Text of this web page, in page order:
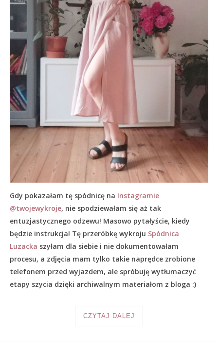
Gdy pokazałam tę spódnicę na Instagramie
@twojewykroje, nie spodziewałam się aż tak
entuzjastycznego odzewu! Masowo pytałyście, kiedy
będzie instrukcja! Tę przeróbkę wykroju Spódnica
Luzacka szyłam dla siebie i nie dokumentowałam
procesu, a zdjęcia mam tylko takie naprędce zrobione
telefonem przed wyjazdem, ale spróbuję wytłumaczyć
etapy szycia dzięki archiwalnym materiałom z bloga :)
CZYTAJ DALEJ